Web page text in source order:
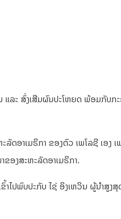
ລະ ສົ່ງເສີມຜົນປະໂຫຍດ ພ້ອມກັບກ
ດອາເມຣິກາ ຂອງຕົວ ເພໂລຊີ ເອງ
ອງສະຫະລັດອາເມຣິກາ.
ຂົ້າໄປພົບປະກັບ ໄຊ່ ອິງເຫວິນ ຜູ້ນຳ